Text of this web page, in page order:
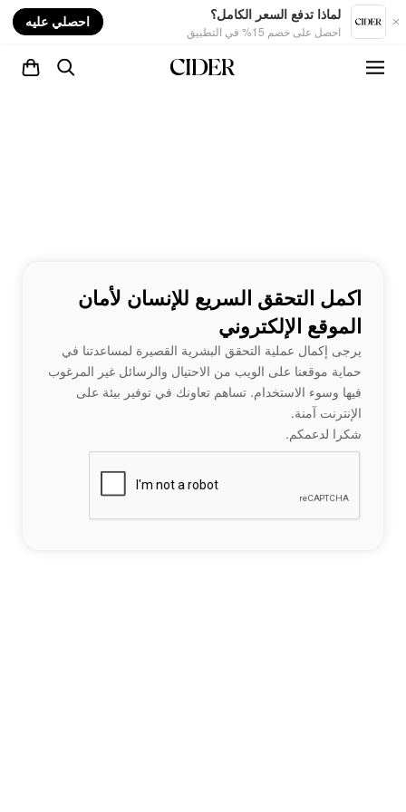
لماذا تدفع السعر الكامل؟
احصل على خصم 15% في التطبيق
احصلي عليه
اكمل التحقق السريع للإنسان لأمان
الموقع الإلكتروني
يرجى إكمال عملية التحقق البشرية القصيرة لمساعدتنا في
حماية موقعنا على الويب من الاحتيال والرسائل غير المرغوب
فيها وسوء الاستخدام. تساهم تعاونك في توفير بيئة على
الإنترنت آمنة.
شكرا لدعمكم.